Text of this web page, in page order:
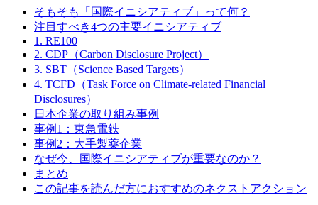
そもそも「国際イニシアティブ」って何？
注目すべき4つの主要イニシアティブ
1. RE100
2. CDP（Carbon Disclosure Project）
3. SBT（Science Based Targets）
4. TCFD（Task Force on Climate-related Financial
Disclosures）
日本企業の取り組み事例
事例1：東急電鉄
事例2：大手製薬企業
なぜ今、国際イニシアティブが重要なのか？
まとめ
この記事を読んだ方におすすめのネクストアクション